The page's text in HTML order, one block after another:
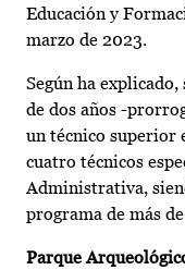
Educación y
marzo de 2023.
Según ha
de dos años -
un técnico superior
cuatro técnicos
Administrativa,
programa de más
Parque